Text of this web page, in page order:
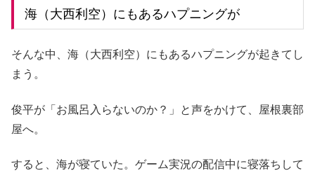
海（大西利空）にもあるハプニングが
そんな中、海（大西利空）にもあるハプニングが起きてし
まう。
俊平が「お風呂入らないのか？」と声をかけて、屋根裏部
屋へ。
すると、海が寝ていた。ゲーム実況の配信中に寝落ちして